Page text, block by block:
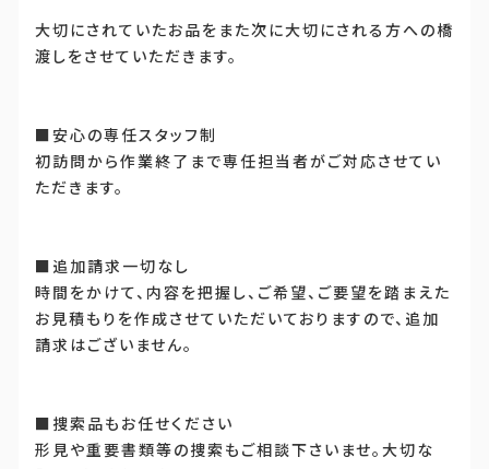
大切にされていたお品をまた次に大切にされる方への橋
渡しをさせていただきます。
■安心の専任スタッフ制
初訪問から作業終了まで専任担当者がご対応させてい
ただきます。
■追加請求一切なし
時間をかけて、内容を把握し、ご希望、ご要望を踏まえた
お見積もりを作成させていただいておりますので、追加
請求はございません。
■捜索品もお任せください
形見や重要書類等の捜索もご相談下さいませ。大切な